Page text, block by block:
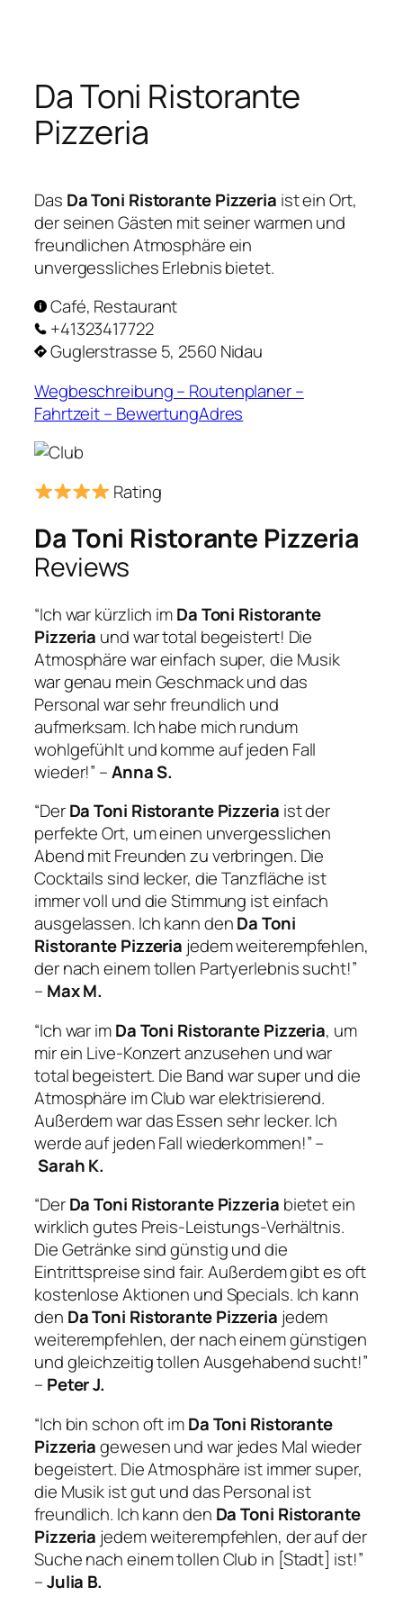
springen
Da Toni Ristorante
Pizzeria
Das Da Toni Ristorante Pizzeria ist ein Ort,
der seinen Gästen mit seiner warmen und
freundlichen Atmosphäre ein
unvergessliches Erlebnis bietet.
Café, Restaurant
+41323417722
Guglerstrasse 5, 2560 Nidau
Wegbeschreibung – Routenplaner –
Fahrtzeit – BewertungAdres
Rating
Da Toni Ristorante Pizzeria
Reviews
“Ich war kürzlich imDa Toni Ristorante
Pizzeria und war total begeistert! Die
Atmosphäre war einfach super, die Musik
war genau mein Geschmack und das
Personal war sehr freundlich und
aufmerksam. Ich habe mich rundum
wohlgefühlt und komme auf jeden Fall
wieder!” –Anna S.
“DerDa Toni Ristorante Pizzeria ist der
perfekte Ort, um einen unvergesslichen
Abend mit Freunden zu verbringen. Die
Cocktails sind lecker, die Tanzfläche ist
immer voll und die Stimmung ist einfach
ausgelassen. Ich kann denDa Toni
Ristorante Pizzeria jedem weiterempfehlen,
der nach einem tollen Partyerlebnis sucht!”
– Max M.
“Ich war imDa Toni Ristorante Pizzeria, um
mir ein Live-Konzert anzusehen und war
total begeistert. Die Band war super und die
Atmosphäre im Club war elektrisierend.
Außerdem war das Essen sehr lecker. Ich
werde auf jeden Fall wiederkommen!” –
Sarah K.
“DerDa Toni Ristorante Pizzeria bietet ein
wirklich gutes Preis-Leistungs-Verhältnis.
Die Getränke sind günstig und die
Eintrittspreise sind fair. Außerdem gibt es oft
kostenlose Aktionen und Specials. Ich kann
den Da Toni Ristorante Pizzeria jedem
weiterempfehlen, der nach einem günstigen
und gleichzeitig tollen Ausgehabend sucht!”
– Peter J.
“Ich bin schon oft imDa Toni Ristorante
Pizzeriagewesen und war jedes Mal wieder
begeistert. Die Atmosphäre ist immer super,
die Musik ist gut und das Personal ist
freundlich. Ich kann den Da Toni Ristorante
Pizzeria jedem weiterempfehlen, der auf der
Suche nach einem tollen Club in [Stadt] ist!”
–Julia B.